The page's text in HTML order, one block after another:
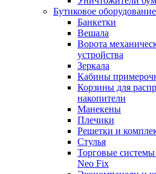
Бутиковое оборудование
Банкетки
Вешала
Ворота
устройства
Зеркала
Кабины
Корзины для
накопители
Манекены
Плечики
Решетки и
Стулья
Торговые
Neo Fix